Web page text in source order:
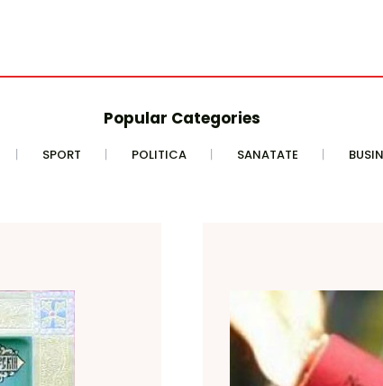
Popular Categories
SPORT POLITICA SANATATE